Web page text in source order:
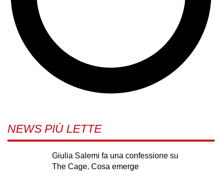
NEWS PIÙ LETTE
Giulia Salemi fa una confessione su
The Cage. Cosa emerge